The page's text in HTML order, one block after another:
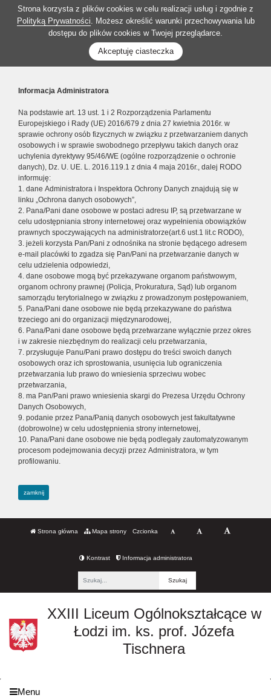
Strona korzysta z plików cookies w celu realizacji usług i zgodnie z
Polityką Prywatności. Możesz określić warunki przechowywania lub
dostępu do plików cookies w Twojej przeglądarce.
Akceptuję ciasteczka
Informacja Administratora
Na podstawie art. 13 ust. 1 i 2 Rozporządzenia Parlamentu
Europejskiego i Rady (UE) 2016/679 z dnia 27 kwietnia 2016r. w
sprawie ochrony osób fizycznych w związku z przetwarzaniem danych
osobowych i w sprawie swobodnego przepływu takich danych oraz
uchylenia dyrektywy 95/46/WE (ogólne rozporządzenie o ochronie
danych), Dz. U. UE. L. 2016.119.1 z dnia 4 maja 2016r., dalej RODO
informuję:
1. dane Administratora i Inspektora Ochrony Danych znajdują się w
linku „Ochrona danych osobowych”,
2. Pana/Pani dane osobowe w postaci adresu IP, są przetwarzane w
celu udostępniania strony internetowej oraz wypełnienia obowiązków
prawnych spoczywających na administratorze(art.6 ust.1 lit.c RODO),
3. jeżeli korzysta Pan/Pani z odnośnika na stronie będącego adresem
e-mail placówki to zgadza się Pan/Pani na przetwarzanie danych w
celu udzielenia odpowiedzi,
4. dane osobowe mogą być przekazywane organom państwowym,
organom ochrony prawnej (Policja, Prokuratura, Sąd) lub organom
samorządu terytorialnego w związku z prowadzonym postępowaniem,
5. Pana/Pani dane osobowe nie będą przekazywane do państwa
trzeciego ani do organizacji międzynarodowej,
6. Pana/Pani dane osobowe będą przetwarzane wyłącznie przez okres
i w zakresie niezbędnym do realizacji celu przetwarzania,
7. przysługuje Panu/Pani prawo dostępu do treści swoich danych
osobowych oraz ich sprostowania, usunięcia lub ograniczenia
przetwarzania lub prawo do wniesienia sprzeciwu wobec
przetwarzania,
8. ma Pan/Pani prawo wniesienia skargi do Prezesa Urzędu Ochrony
Danych Osobowych,
9. podanie przez Pana/Panią danych osobowych jest fakultatywne
(dobrowolne) w celu udostępnienia strony internetowej,
10. Pana/Pani dane osobowe nie będą podlegały zautomatyzowanym
procesom podejmowania decyzji przez Administratora, w tym
profilowaniu.
zamknij
Strona główna Mapa strony Czcionka
Kontrast Informacja administratora
XXIII Liceum Ogólnokształcące w
Łodzi im. ks. prof. Józefa
Tischnera
Menu